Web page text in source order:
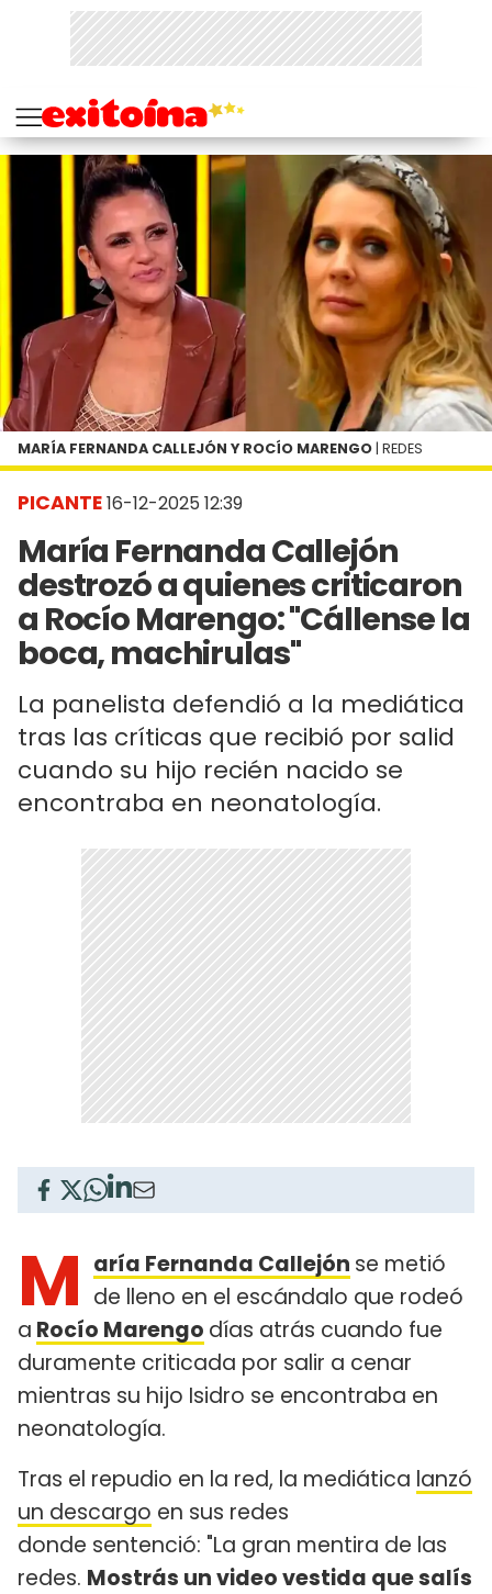
PICANTE16-12-2025 12:39
María Fernanda Callejón
destrozó a quienes criticaron
a Rocío Marengo: "Cállense la
boca, machirulas"
La panelista defendió a la mediática
tras las críticas que recibió por salid
cuando su hijo recién nacido se
encontraba en neonatología.
MARÍA FERNANDA CALLEJÓN Y ROCÍO MARENGO | REDES
M aría Fernanda Callejón se metió
de lleno en el escándalo que rodeó
a Rocío Marengo días atrás cuando fue
duramente criticada por salir a cenar
mientras su hijo Isidro se encontraba en
neonatología.
Tras el repudio en la red, la mediática lanzó
un descargo en sus redes
donde sentenció: "La gran mentira de las
redes. Mostrás un video vestida que salís